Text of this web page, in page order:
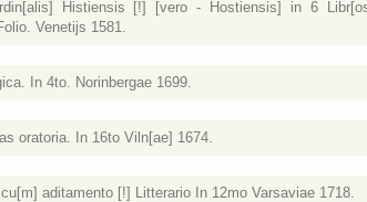
Histiensis [!] [vero - Hostiensis] in 6
Venetijs 1581.
In 4to. Norinbergae 1699.
oratoria. In 16to Viln[ae] 1674.
aditamento [!] Litterario In 12mo Varsaviae 1718.